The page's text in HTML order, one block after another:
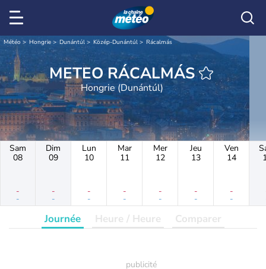
Météo Hongrie Dunántúl Közép-Dunántúl Rácalmás
METEO RÁCALMÁS
Hongrie (Dunántúl)
Sam
08
-
-
Dim
09
-
-
Lun
10
-
-
Mar
11
-
-
Mer
12
-
-
Jeu
13
-
-
Ven
14
-
-
Journée Heure / Heure Comparer